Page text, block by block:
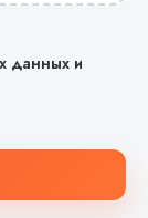
данных и